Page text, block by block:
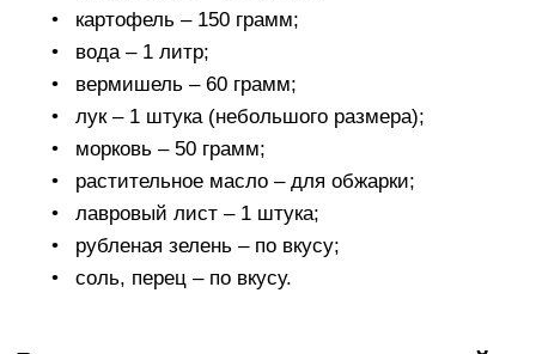
картофель – 150 грамм;
вода – 1 литр;
вермишель – 60 грамм;
лук – 1 штука (небольшого размера);
морковь – 50 грамм;
растительное масло – для обжарки;
лавровый лист – 1 штука;
рубленая зелень – по вкусу;
соль, перец – по вкусу.